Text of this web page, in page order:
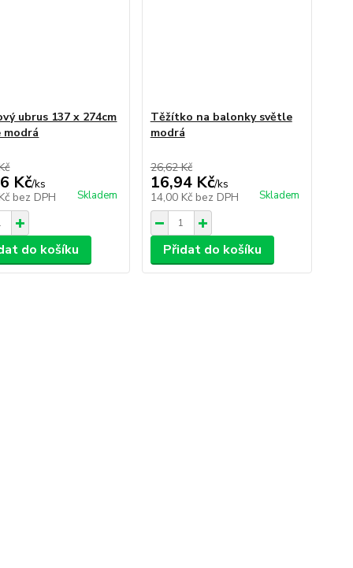
ubrus 137 x 274cm
modrá
Kč/ks
bez DPH Skladem
do košíku
Těžítko na balonky světle
modrá
26,62 Kč
16,94 Kč/ks
14,00 Kč bez DPH Skladem
Přidat do košíku